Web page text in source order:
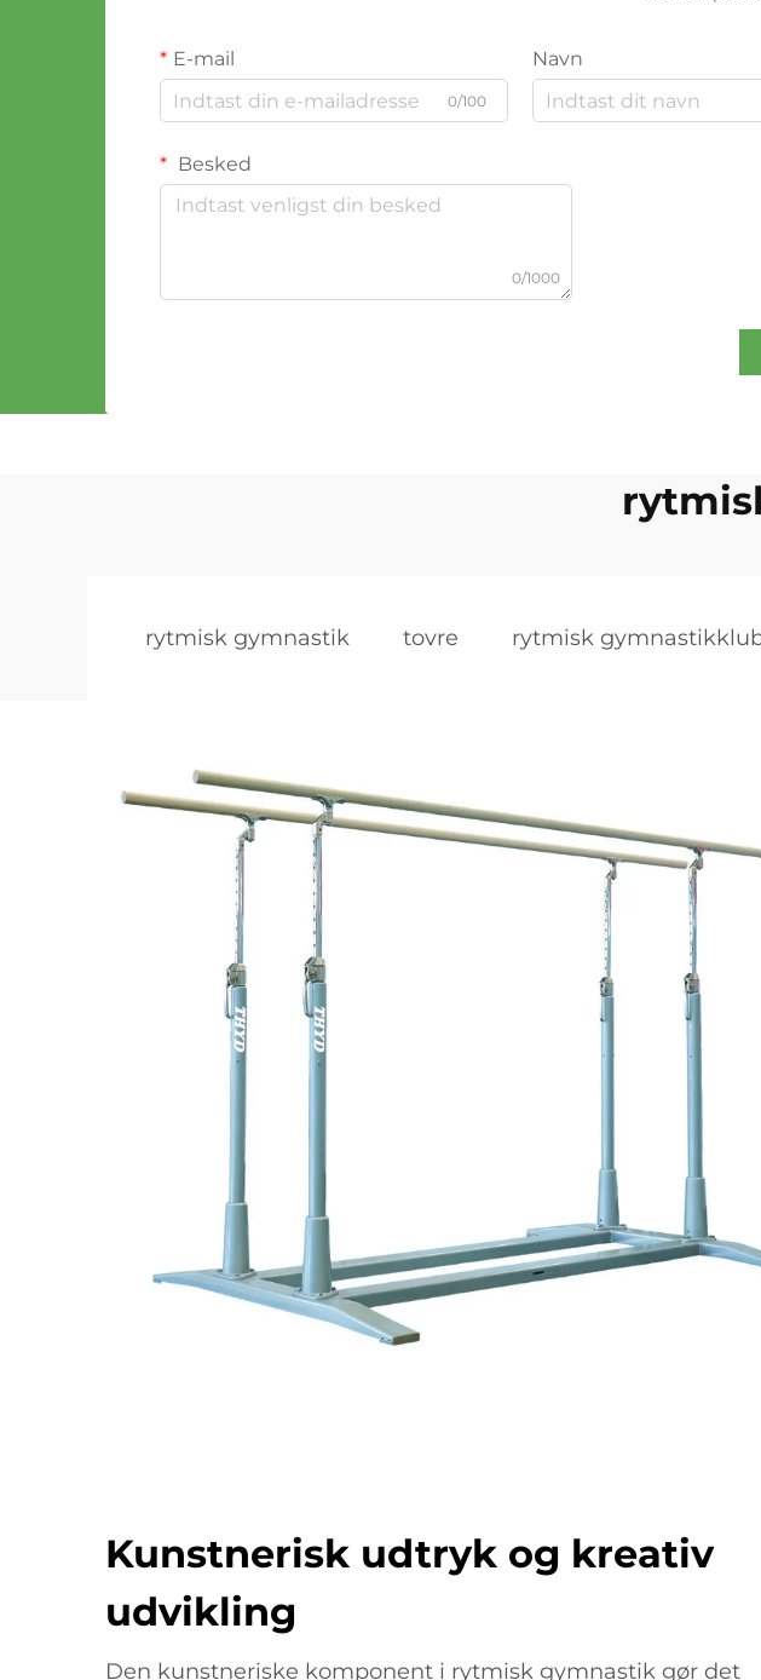
E-mail
0/100
Navn
Besked
0/1000
rytmisk gymnastik tovre rytmisk
Kunstnerisk udtryk og kreativ
udvikling
Den kunstneriske komponent i rytmisk gymnastik gør det